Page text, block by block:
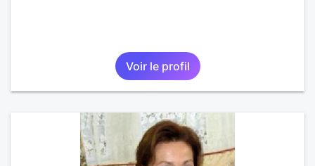
Voir le profil